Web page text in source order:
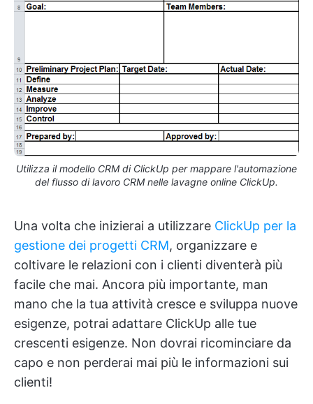
Utilizza il modello CRM di ClickUp per mappare l'automazione
del flusso di lavoro CRM nelle lavagne online ClickUp.
Una volta che inizierai a utilizzare ClickUp per la
gestione dei progetti CRM, organizzare e
coltivare le relazioni con i clienti diventerà più
facile che mai. Ancora più importante, man
mano che la tua attività cresce e sviluppa nuove
esigenze, potrai adattare ClickUp alle tue
crescenti esigenze. Non dovrai ricominciare da
capo e non perderai mai più le informazioni sui
clienti!